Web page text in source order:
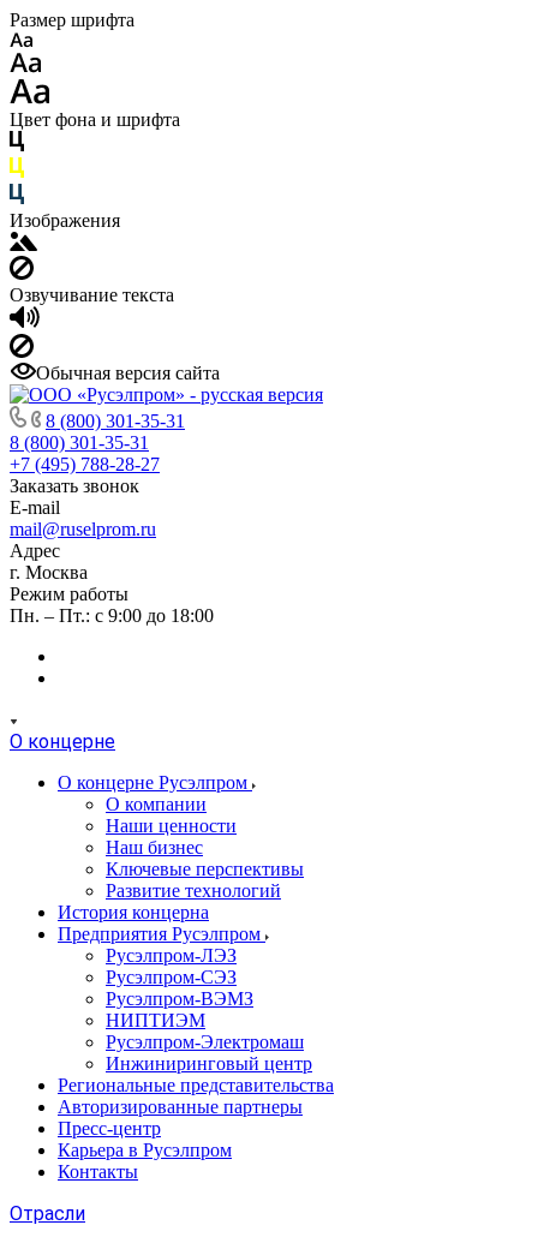
Размер шрифта
Цвет фона и шрифта
Изображения
Озвучивание текста
Обычная версия сайта
8 (800) 301-35-31
8 (800) 301-35-31
+7 (495) 788-28-27
Заказать звонок
E-mail
mail@ruselprom.ru
Адрес
г. Москва
Режим работы
Пн. – Пт.: с 9:00 до 18:00
О концерне
О концерне Русэлпром
О компании
Наши ценности
Наш бизнес
Ключевые перспективы
Развитие технологий
История концерна
Предприятия Русэлпром
Русэлпром-ЛЭЗ
Русэлпром-СЭЗ
Русэлпром-ВЭМЗ
НИПТИЭМ
Русэлпром-Электромаш
Инжиниринговый центр
Региональные представительства
Авторизированные партнеры
Пресс-центр
Карьера в Русэлпром
Контакты
Отрасли